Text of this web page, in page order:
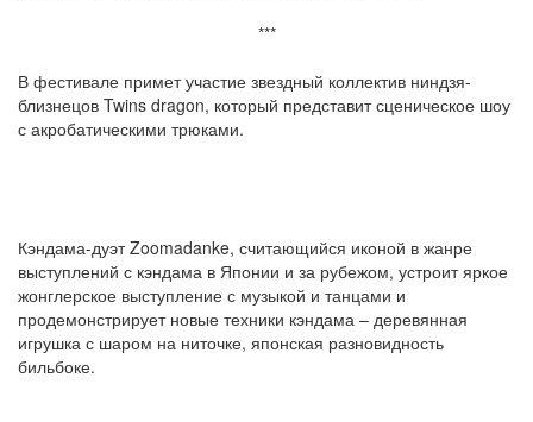
***
В фестивале примет участие звездный коллектив ниндзя-
близнецов Twins dragon, который представит сценическое шоу
с акробатическими трюками.
Кэндама-дуэт Zoomadanke, считающийся иконой в жанре
выступлений с кэндама в Японии и за рубежом, устроит яркое
жонглерское выступление с музыкой и танцами и
продемонстрирует новые техники кэндама – деревянная
игрушка с шаром на ниточке, японская разновидность
бильбоке.